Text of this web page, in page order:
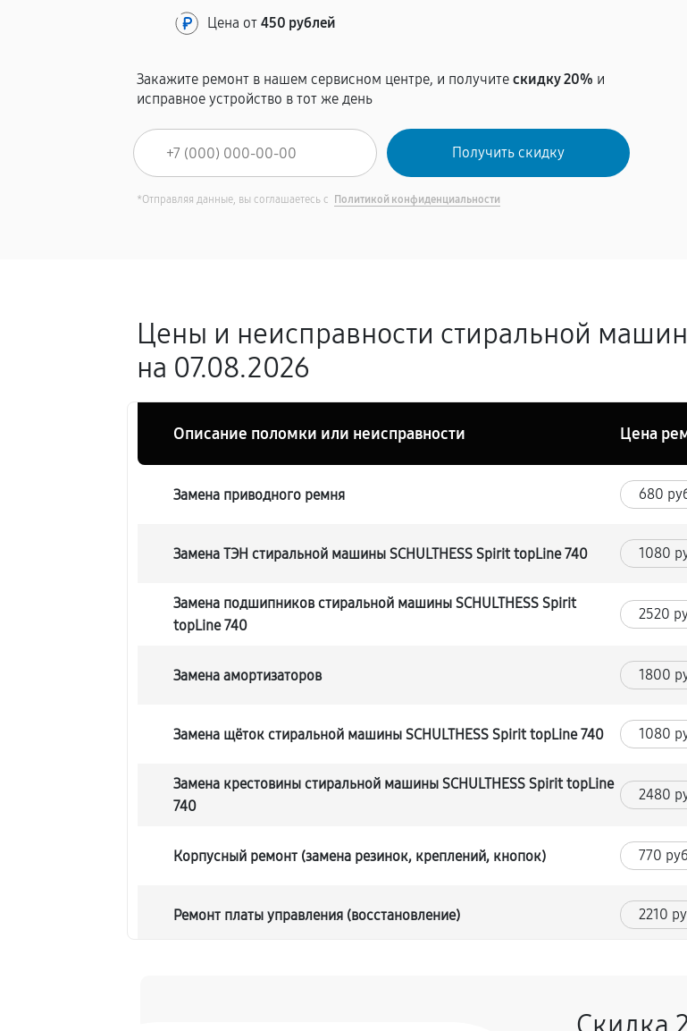
Цена от450 рублей
Закажите ремонт в нашем сервисном центре, и получитескидку 20% и
исправное устройство в тот же день
*Отправляя данные, вы соглашаетесь с Политикой конфиденциальности
Цены и неисправности стиральной
на 07.08.2026
Описание поломки или неисправности Цена
Замена приводного ремня 680
Замена ТЭН стиральной машины SCHULTHESS Spirit topLine 740 1080
Замена подшипников стиральной машины SCHULTHESS Spirit
topLine 740
2520
Замена амортизаторов 1800
Замена щёток стиральной машины SCHULTHESS Spirit topLine 740 1080
Замена крестовины стиральной машины SCHULTHESS Spirit topLine
740
2480
Корпусный ремонт (замена резинок, креплений, кнопок) 770 руб
Ремонт платы управления (восстановление) 2210